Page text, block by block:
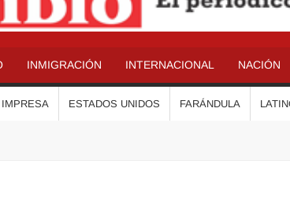
INMIGRACIÓN INTERNACIONAL NACIÓN
ESTADOS UNIDOS FARÁNDULA